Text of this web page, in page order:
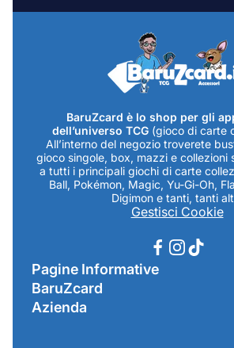
BaruZcard è lo shop per gli
dell’universo TCG (gioco di carte
All’interno del negozio troverete
gioco singole, box, mazzi e collezioni
a tutti i principali giochi di carte
Ball, Pokémon, Magic, Yu-Gi-Oh,
Digimon e tanti, tanti
Gestisci Cookie
Pagine Informative
Contatti
BaruZcard
Azienda